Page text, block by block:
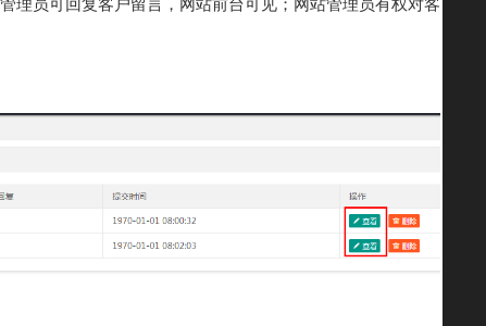
理员可回复客户留言，网站前台可见； 网站管理员有权对客